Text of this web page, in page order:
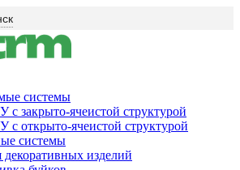
системы
с закрыто-ячеистой структурой
с открыто-ячеистой структурой
системы
декоративных изделий